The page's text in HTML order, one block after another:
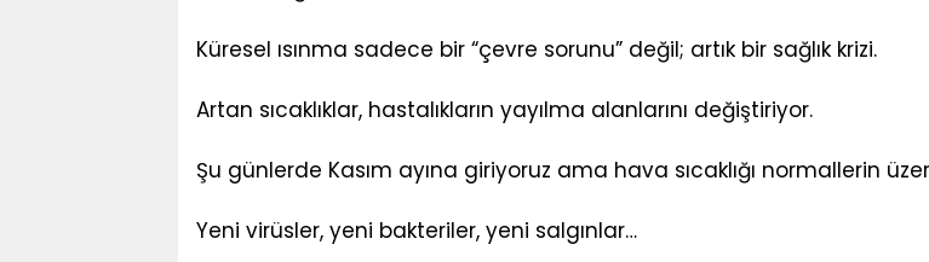
Küresel ısınma sadece bir “çevre sorunu” değil; artık bir sağlık krizi.
Artan sıcaklıklar, hastalıkların yayılma alanlarını değiştiriyor.
Şu günlerde Kasım ayına giriyoruz ama hava sıcaklığı normallerin
Yeni virüsler, yeni bakteriler, yeni salgınlar…